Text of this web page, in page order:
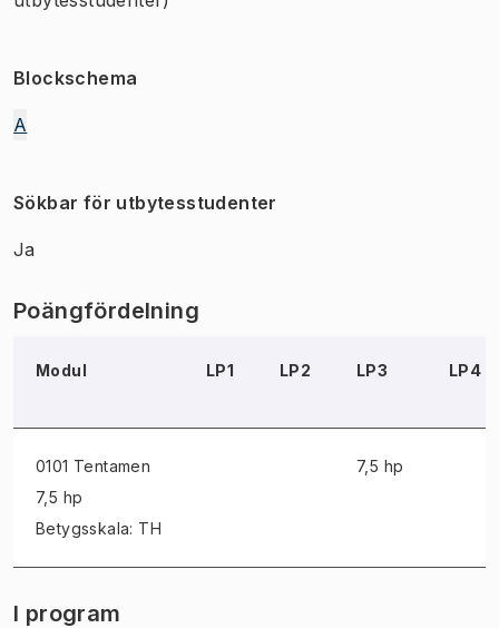
Blockschema
A
Sökbar för utbytesstudenter
Ja
Poängfördelning
Modul LP1 LP2 LP3 LP4
0101 Tentamen
7,5 hp
Betygsskala: TH
7,5 hp
I program